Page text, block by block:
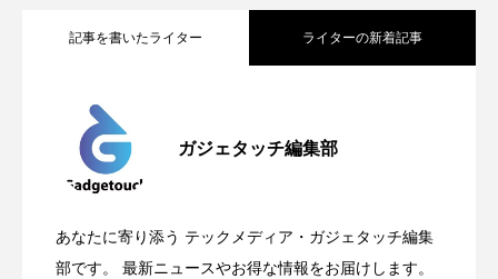
記事を書いたライター ライターの新着記事
ガジェタッチ編集部
あなたに寄り添う テックメディア・ガジェタッチ編集
部です。 最新ニュースやお得な情報をお届けします。
2026.05.04
登場
2026.04.24
Directに動いた理由、担当者も答えられな
2026.04.23 OpenMic Insight：AFEELA開発中止で見